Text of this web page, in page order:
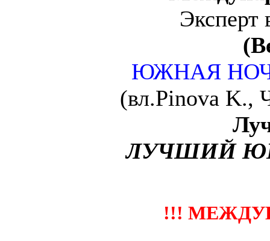
ЮЖНАЯ
(вл.Pinova K.,
ЛУЧШИЙ
!!!